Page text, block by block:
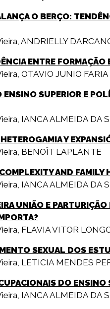
O BERÇO:
, ANDRIELLY
ENTRE
, OTAVIO JUNIO
ENSINO SUPERIOR E
, IANCA ALMEIDA DA
Y
, BENOÎT LAPLANTE
AND
, IANCA ALMEIDA DA
UNIÃO E
, FLAVIA VITOR
SEXUAL DOS
, LETICIA MENDES
DO
, IANCA ALMEIDA DA